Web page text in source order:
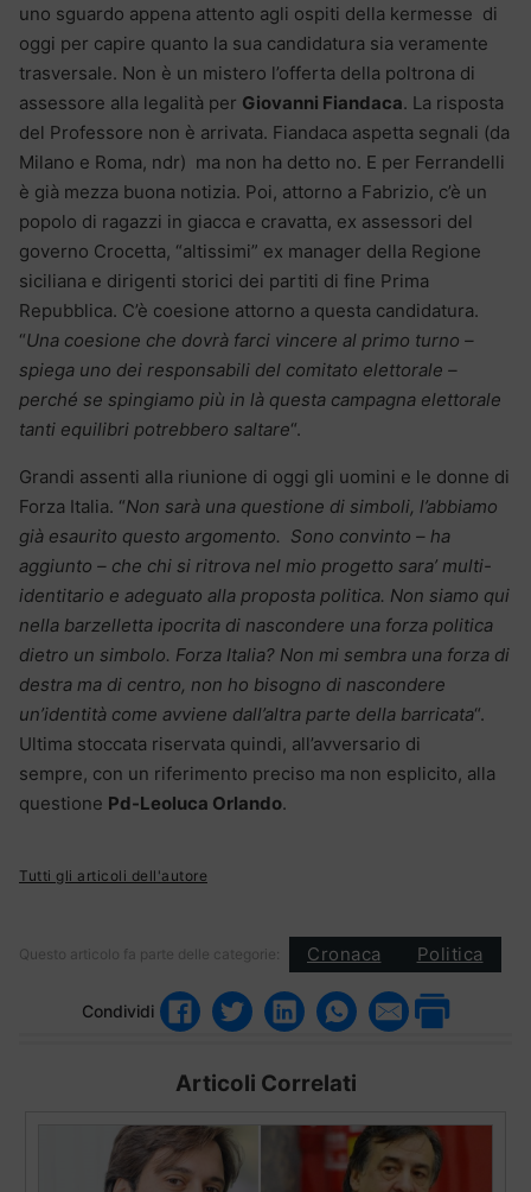
uno sguardo appena attento agli ospiti della kermesse di
oggi per capire quanto la sua candidatura sia veramente
trasversale. Non è un mistero l’offerta della poltrona di
assessore alla legalità per Giovanni Fiandaca. La risposta
del Professore non è arrivata. Fiandaca aspetta segnali (da
Milano e Roma, ndr) ma non ha detto no. E per Ferrandelli
è già mezza buona notizia. Poi, attorno a Fabrizio, c’è un
popolo di ragazzi in giacca e cravatta, ex assessori del
governo Crocetta, “altissimi” ex manager della Regione
siciliana e dirigenti storici dei partiti di fine Prima
Repubblica. C’è coesione attorno a questa candidatura.
“Una coesione che dovrà farci vincere al primo turno –
spiega uno dei responsabili del comitato elettorale –
perché se spingiamo più in là questa campagna elettorale
tanti equilibri potrebbero saltare“.
Grandi assenti alla riunione di oggi gli uomini e le donne di
Forza Italia. “Non sarà una questione di simboli, l’abbiamo
già esaurito questo argomento. Sono convinto – ha
aggiunto – che chi si ritrova nel mio progetto sara’ multi-
identitario e adeguato alla proposta politica. Non siamo qui
nella barzelletta ipocrita di nascondere una forza politica
dietro un simbolo. Forza Italia? Non mi sembra una forza di
destra ma di centro, non ho bisogno di nascondere
un’identità come avviene dall’altra parte della barricata“.
Ultima stoccata riservata quindi, all’avversario di
sempre, con un riferimento preciso ma non esplicito, alla
questione Pd-Leoluca Orlando.
Tutti gli articoli dell'autore
Questo articolo fa parte delle categorie: Cronaca Politica
Condividi
Articoli Correlati